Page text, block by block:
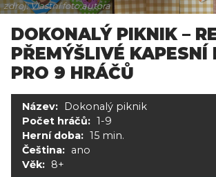
zdroj: Vlastní foto autora
DOKONALÝ PIKNIK –
PŘEMÝŠLIVÉ KAPESNÍ
PRO 9 HRÁČŮ
Název:
Dokonalý piknik
Počet hráčů: 1-9
Herní doba: 15 min.
Čeština: ano
Věk: 8+